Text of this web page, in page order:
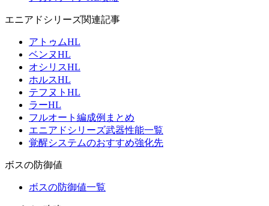
エニアドシリーズ関連記事
アトゥムHL
ベンヌHL
オシリスHL
ホルスHL
テフヌトHL
ラーHL
フルオート編成例まとめ
エニアドシリーズ武器性能一覧
覚醒システムのおすすめ強化先
ボスの防御値
ボスの防御値一覧